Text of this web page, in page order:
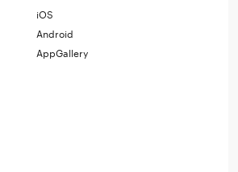
iOS
Android
AppGallery